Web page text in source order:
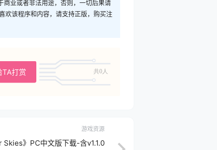
商业或者非法用途，否则，一切后果请
欢该程序和内容，请支持正版，购买注
TA打赏 共0人
游戏资源
》PC中文版下载-含v1.1.0